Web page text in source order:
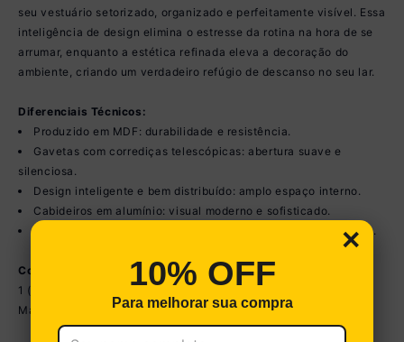
seu vestuário setorizado, organizado e perfeitamente visível. Essa
inteligência de design elimina o estresse da rotina na hora de se
arrumar, enquanto a estética refinada eleva a decoração do
ambiente, criando um verdadeiro refúgio de descanso no seu lar.
Diferenciais Técnicos:
Produzido em MDF: durabilidade e resistência.
Gavetas com corrediças telescópicas: abertura suave e
silenciosa.
Design inteligente e bem distribuído: amplo espaço interno.
Cabideiros em alumínio: visual moderno e sofisticado.
Puxadores em MDF: adicionam um toque elegante ao produto.
Conteúdo da Embalagem:
1 (um) Guarda-Roupa
Manual de Montagem e Kit Ferragem
×
10% OFF
Para melhorar sua compra